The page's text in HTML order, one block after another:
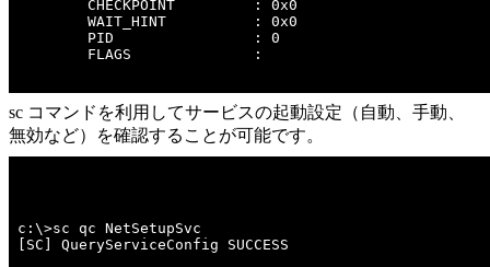
        CHECKPOINT         : 0x0
        WAIT_HINT          : 0x0
        PID                : 0
        FLAGS              :
sc コマンドを利用してサービスの起動設定（自動、手動、
無効など）を確認することが可能です。
c:\>sc qc NetSetupSvc
[SC] QueryServiceConfig SUCCESS